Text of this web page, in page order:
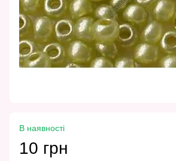
В наявності
10 грн